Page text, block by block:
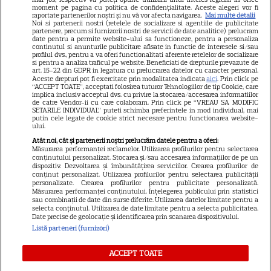
Felicitări, să fiți fericiți! Că
frumoși sunteți!
Cătălin Crișan, gafă de
proporții după ce a anunțat că
s-a despărțit de iubită „Să mă
criticați ușor”. Internauții i-au
Vedeta din România care a
născut chiar de ziua ei. Anul
acesta face nunta de lemn!
moment pe pagina cu politica de confidențialitate. Aceste alegeri vor fi
raportate partenerilor noștri și nu vă vor afecta navigarea. Mai multe detalii
Noi si partenerii nostri (retelele de socializare si agentiile de publicitate
partenere, precum si furnizorii nostri de servicii de date analitice) prelucram
date pentru a permite website-ului sa functioneze, pentru a personaliza
continutul si anunturile publicitare afisate in functie de interesele si/sau
profilul dvs., pentru a va oferi functionalitati aferente retelelor de socializare
si pentru a analiza traficul pe website. Beneficiati de drepturile prevazute de
art. 15-22 din GDPR in legatura cu prelucrarea datelor cu caracter personal.
Aceste drepturi pot fi exercitate prin modalitatea indicataaici. Prin click pe
“ACCEPT TOATE”, acceptati folosirea tuturor Tehnologiilor de tip Cookie, care
implica inclusiv acceptul dvs. cu privire la stocarea/accesarea informatiilor
de catre Vendor-ii cu care colaboram. Prin click pe “VREAU SA MODIFIC
SETARILE INDIVIDUAL” puteti schimba preferintele in mod individual, mai
putin cele legate de cookie strict necesare pentru functionarea website-
ului.
Atât noi, cât și partenerii noștri prelucrăm datele pentru a oferi:
Măsurarea performanței reclamelor. Utilizarea profilurilor pentru selectarea
conținutului personalizat. Stocarea și/sau accesarea informațiilor de pe un
dispozitiv. Dezvoltarea și îmbunătățirea serviciilor. Crearea profilurilor de
conținut personalizat. Utilizarea profilurilor pentru selectarea publicității
personalizate. Crearea profilurilor pentru publicitate personalizată.
Măsurarea performanței conținutului. Înțelegerea publicului prin statistici
sau combinații de date din surse diferite. Utilizarea datelor limitate pentru a
selecta conținutul. Utilizarea de date limitate pentru a selecta publicitatea.
Date precise de geolocație și identificarea prin scanarea dispozitivului.
Listă parteneri (furnizori)
ACCEPT TOATE